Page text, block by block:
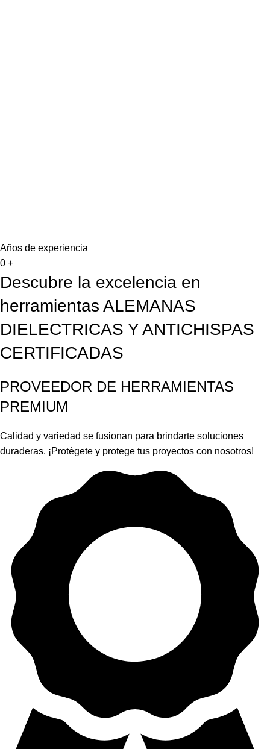
Años de experiencia
0 +
Descubre la excelencia en
herramientas ALEMANAS
DIELECTRICAS Y ANTICHISPAS
CERTIFICADAS
PROVEEDOR DE HERRAMIENTAS
PREMIUM
Calidad y variedad se fusionan para brindarte soluciones
duraderas. ¡Protégete y protege tus proyectos con nosotros!